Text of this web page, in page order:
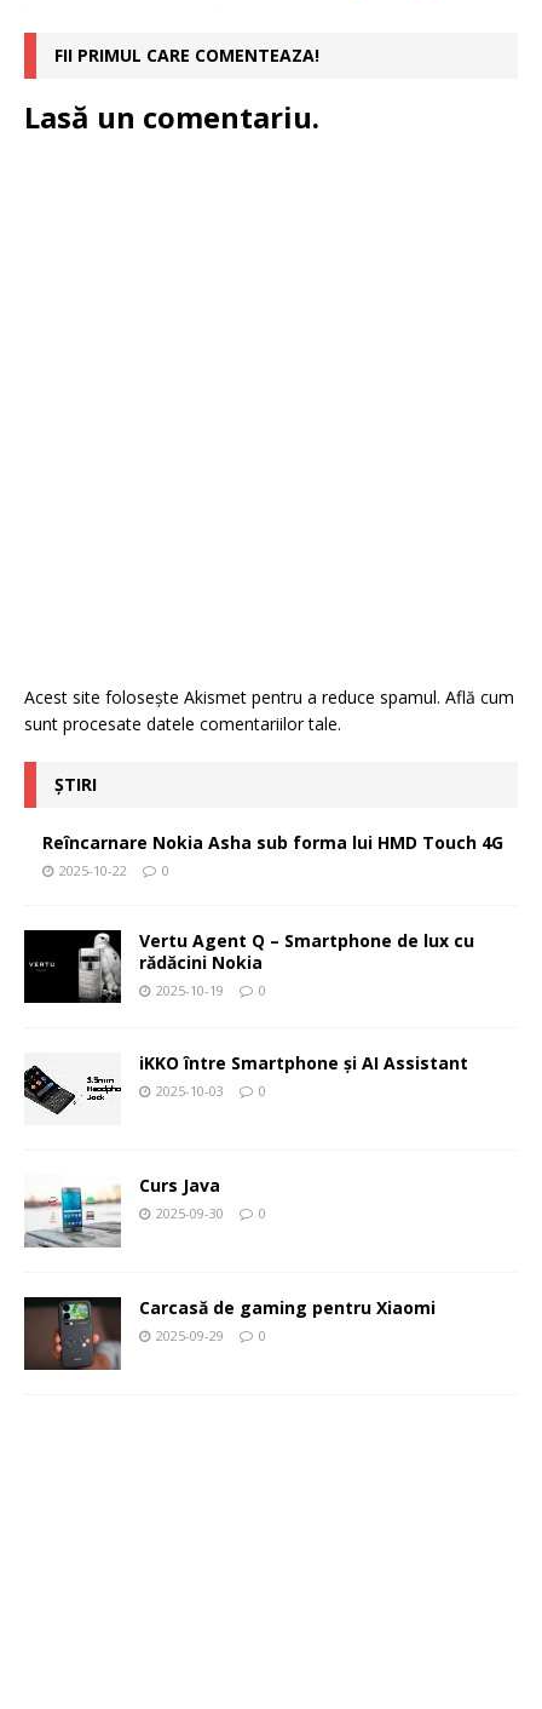
FII PRIMUL CARE COMENTEAZA!
Lasă un comentariu.
Acest site folosește Akismet pentru a reduce spamul. Află cum
sunt procesate datele comentariilor tale.
ȘTIRI
Reîncarnare Nokia Asha sub forma lui HMD Touch 4G
2025-10-22 0
Vertu Agent Q – Smartphone de lux cu
rădăcini Nokia
2025-10-19 0
iKKO între Smartphone și AI Assistant
2025-10-03 0
Curs Java
2025-09-30 0
Carcasă de gaming pentru Xiaomi
2025-09-29 0